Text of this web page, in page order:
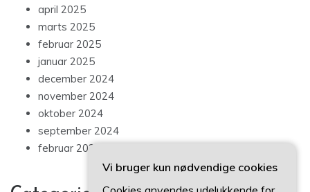
april 2025
marts 2025
februar 2025
januar 2025
december 2024
november 2024
oktober 2024
september 2024
februar 2024
Vi bruger kun nødvendige cookies